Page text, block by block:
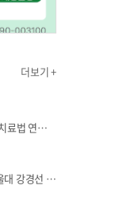
더보기 +
한국임상약학회, 2026 약물치료법 연수강좌 8월 21일 개최
강스템바이오텍, 창업자 서울대 강경선 교수 최고과학책임자 선임